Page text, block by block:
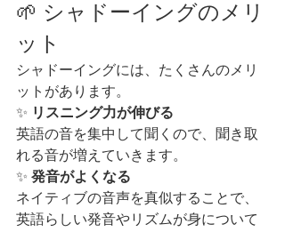
🌱 シャドーイングのメリ
ット
シャドーイングには、たくさんのメリ
ットがあります。
✨ リスニング力が伸びる
英語の音を集中して聞くので、聞き取
れる音が増えていきます。
✨ 発音がよくなる
ネイティブの音声を真似することで、
英語らしい発音やリズムが身について